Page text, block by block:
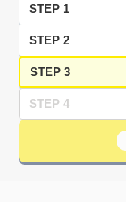
STEP 1
STEP 2
STEP 3
STEP 4